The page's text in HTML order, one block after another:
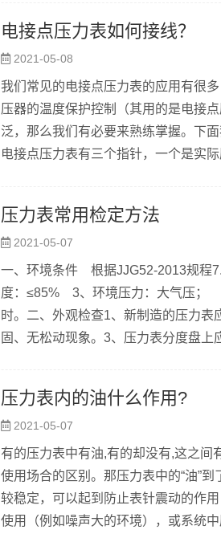
形水平安装结构矩形垂直安装结构、
压力表和电接点膜盒压力表两种型式
电接点压力表如何接线？
2021-05-08
我们常见的电接点压力表的应用有很
压器的温度保护控制（其用的是电接
泛，那么我们有必要来熟练掌握。下
电接点压力表有三个指针，一个是实
时，供水电机停止抽水。 水泵电机的
多讲了，这里主要讲控...
压力表常用检定方法
2021-05-07
一、环境条件 根据JJG52-2013规
度：≤85% 3、环境压力：大气压；
时。二、外观检查1、新制造的压力
固、无松动现象。3、压力表分度盘
压力表内的油什么作用?
2021-05-07
有的压力表中有油,有的却没有,这之间
使用场合的区别。那压力表中的“油”
较稳定，可以起到防止表针震动的作
使用（例如噪声大的环境），或系统